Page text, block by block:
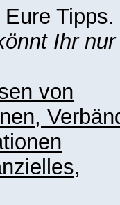
Eure Tipps.
Ihr nur
von
,